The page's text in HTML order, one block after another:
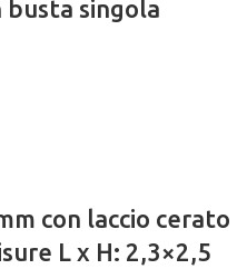
busta singola
con laccio cerato
L x H: 2,3×2,5